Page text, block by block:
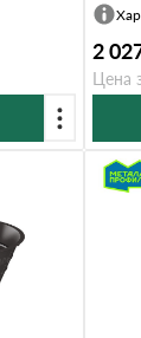
2
Цена
В